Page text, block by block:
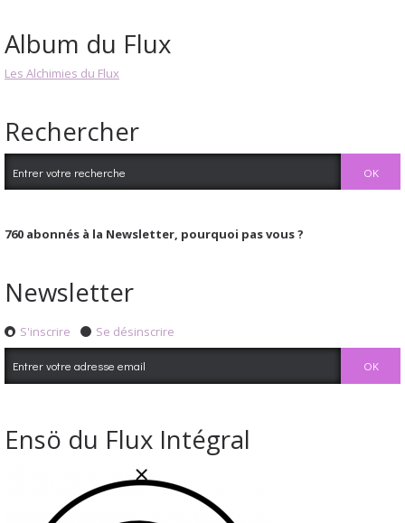
Album du Flux
Les Alchimies du Flux
Rechercher
760 abonnés à la Newsletter, pourquoi pas vous ?
Newsletter
S'inscrire Se désinscrire
Ensö du Flux Intégral